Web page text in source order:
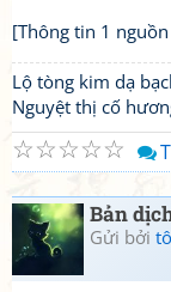
[Thông tin 1
Lộ tòng kim dạ
Nguyệt thị cố
☆
☆
☆
☆
☆
Bản
Gửi bởi